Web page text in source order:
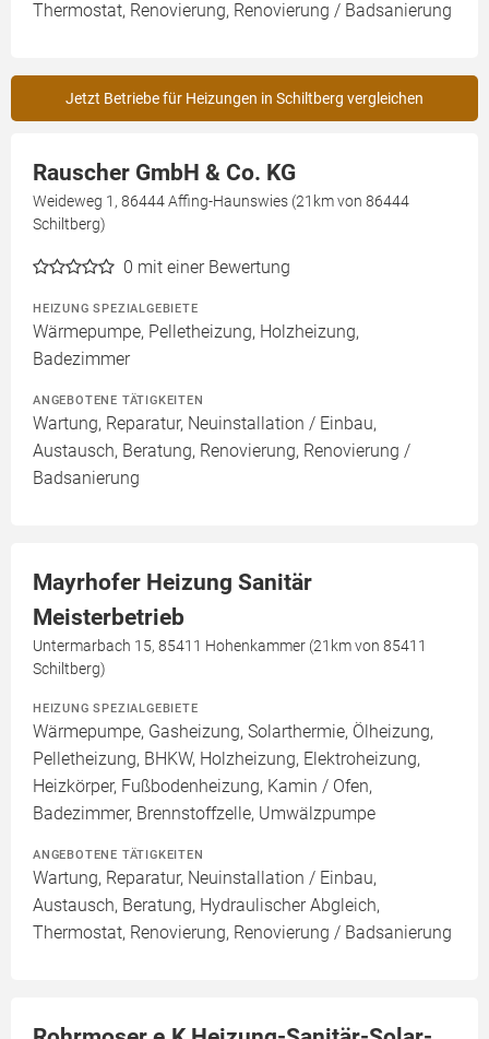
Thermostat, Renovierung, Renovierung / Badsanierung
Jetzt Betriebe für Heizungen in Schiltberg vergleichen
Rauscher GmbH & Co. KG
Weideweg 1, 86444 Affing-Haunswies (21km von 86444
Schiltberg)
0 mit einer Bewertung
HEIZUNG SPEZIALGEBIETE
Wärmepumpe, Pelletheizung, Holzheizung,
Badezimmer
ANGEBOTENE TÄTIGKEITEN
Wartung, Reparatur, Neuinstallation / Einbau,
Austausch, Beratung, Renovierung, Renovierung /
Badsanierung
Mayrhofer Heizung Sanitär
Meisterbetrieb
Untermarbach 15, 85411 Hohenkammer (21km von 85411
Schiltberg)
HEIZUNG SPEZIALGEBIETE
Wärmepumpe, Gasheizung, Solarthermie, Ölheizung,
Pelletheizung, BHKW, Holzheizung, Elektroheizung,
Heizkörper, Fußbodenheizung, Kamin / Ofen,
Badezimmer, Brennstoffzelle, Umwälzpumpe
ANGEBOTENE TÄTIGKEITEN
Wartung, Reparatur, Neuinstallation / Einbau,
Austausch, Beratung, Hydraulischer Abgleich,
Thermostat, Renovierung, Renovierung / Badsanierung